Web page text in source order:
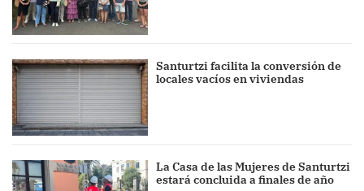
Santurtzi facilita la conversión de
locales vacíos en viviendas
La Casa de las Mujeres de Santurtzi
estará concluida a finales de año